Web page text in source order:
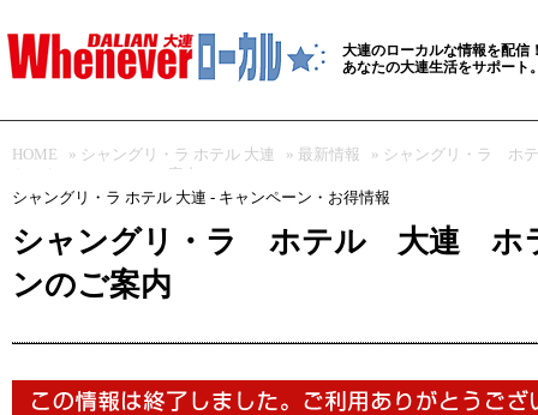
大連のローカルな情報を配信
あなたの大連生活をサポート
HOME » シャングリ・ラ ホテル 大連 » 最新情報
» シャングリ・ラ ホ
シャングリ・ラ ホテル 大連 - キャンペーン・お得情報
シャングリ・ラ ホテル 大連 ホ
ンのご案内